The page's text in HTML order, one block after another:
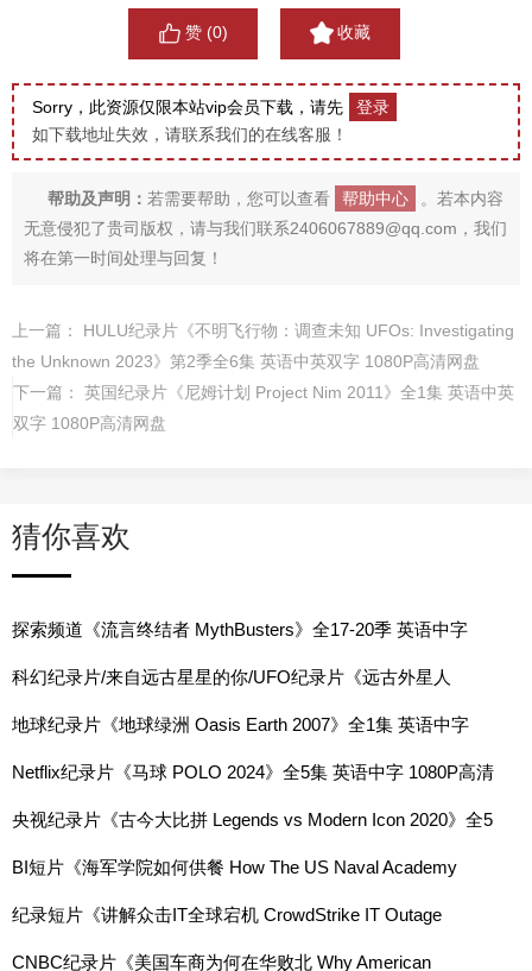
赞 (0) 收藏
Sorry，此资源仅限本站vip会员下载，请先
登录
如下载地址失效，请联系我们的在线客服！
帮助及声明： 若需要帮助，您可以查看 帮助中心
。若本内容
无意侵犯了贵司版权，请与我们联系2406067889@qq.com，我们
将在第一时间处理与回复！
上一篇： HULU纪录片《不明飞行物：调查未知 UFOs: Investigating
the Unknown 2023》第2季全6集 英语中英双字 1080P高清网盘
下一篇： 英国纪录片《尼姆计划 Project Nim 2011》全1集 英语中英
双字 1080P高清网盘
猜你喜欢
探索频道《流言终结者 MythBusters》全17-20季 英语中字
1080P高清下载
科幻纪录片/来自远古星星的你/UFO纪录片《远古外星人
Ancient Aliens》第1-20季全275集 英语中字 1080p高清网盘下
载
地球纪录片《地球绿洲 Oasis Earth 2007》全1集 英语中字
720P高清网盘
Netflix纪录片《马球 POLO 2024》全5集 英语中字 1080P高清
网盘
央视纪录片《古今大比拼 Legends vs Modern Icon 2020》全5
集 国语中字 1080P高清网盘
BI短片《海军学院如何供餐 How The US Naval Academy
Prepares 13500 Meals A Day For 4400 Midshipmen 2023》全
1集 英语中字 720P高清网盘
纪录短片《讲解众击IT全球宕机 CrowdStrike IT Outage
Explained by a Windows Developer 2024》全1集 英语中字
CNBC纪录片《美国车商为何在华败北 Why American